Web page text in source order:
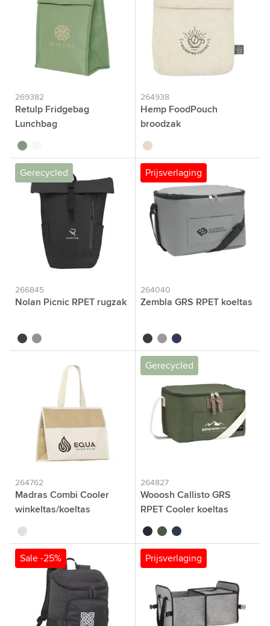
269382
Retulp Fridgebag
Lunchbag
vert tilleul
264938
Hemp FoodPouch
broodzak
naturel
Gerecycled
266845
Nolan Picnic RPET rugzak
noir gris
Prijsverlaging
264040
Zembla GRS RPET koeltas
noir gris bleu
264762
Madras Combi Cooler
winkeltas/koeltas
naturel
Gerecycled
264827
Wooosh Callisto GRS
RPET Cooler koeltas
noir vert olivebleu foncé
Sale -25% Prijsverlaging